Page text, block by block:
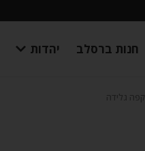
חנות ברסלב יהדות
גלידה